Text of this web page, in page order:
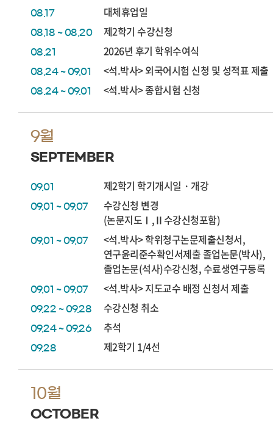
08.17 대체휴업일
08.18 ~ 08.20 제2학기 수강신청
08.21 2026년 후기 학위수여식
08.24 ~ 09.01 <석.박사> 외국어시험 신청 및 성적표 제출
08.24 ~ 09.01 <석.박사> 종합시험 신청
9월
SEPTEMBER
09.01 제2학기 학기개시일・개강
09.01 ~ 09.07
수강신청 변경
(논문지도Ⅰ,Ⅱ수강신청포함)
09.01 ~ 09.07
<석.박사> 학위청구논문제출신청서,
연구윤리준수확인서제출 졸업논문(박사),
졸업논문(석사)수강신청, 수료생연구등록
09.01 ~ 09.07 <석.박사> 지도교수 배정 신청서 제출
09.22 ~ 09.28 수강신청 취소
09.24 ~ 09.26 추석
09.28 제2학기 1/4선
10월
OCTOBER